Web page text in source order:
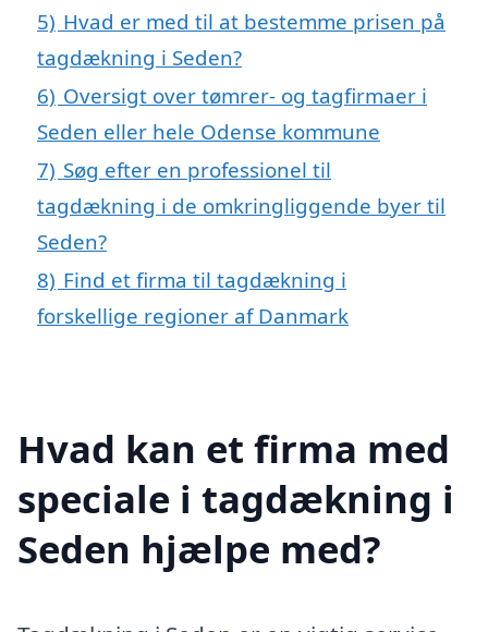
5) Hvad er med til at bestemme prisen på
tagdækning i Seden?
6) Oversigt over tømrer- og tagfirmaer i
Seden eller hele Odense kommune
7) Søg efter en professionel til
tagdækning i de omkringliggende byer til
Seden?
8) Find et firma til tagdækning i
forskellige regioner af Danmark
Hvad kan et firma med
speciale i tagdækning i
Seden hjælpe med?